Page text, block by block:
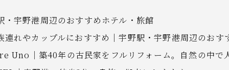
・宇野港周辺のおすすめホテル・旅館
連れやカップルにおすすめ｜宇野駅・宇野港周辺のおす
Uno｜築40年の古民家をフルリフォーム。自然の中で